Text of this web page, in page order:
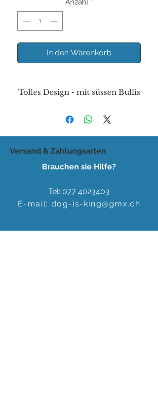
Anzahl *
In den Warenkorb
Tolles Design - mit süssen Bullis
Versand & Zahlungsarten
Brauchen sie Hilfe?
Tel: 077 4023403
E-mail: dog-is-king@gmx.ch